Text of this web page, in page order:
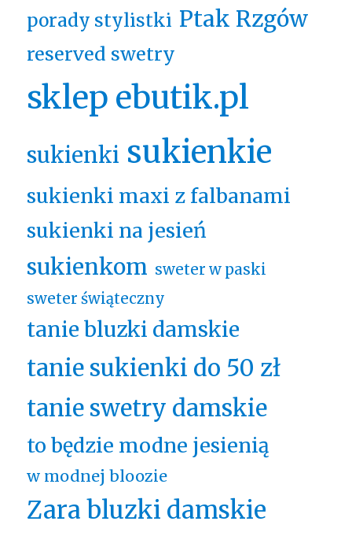
porady stylistki Ptak Rzgów
reserved swetry
sklep ebutik.pl
sukienki sukienkie
sukienki maxi z falbanami
sukienki na jesień
sukienkom sweter w paski
sweter świąteczny
tanie bluzki damskie
tanie sukienki do 50 zł
tanie swetry damskie
to będzie modne jesienią
w modnej bloozie
Zara bluzki damskie